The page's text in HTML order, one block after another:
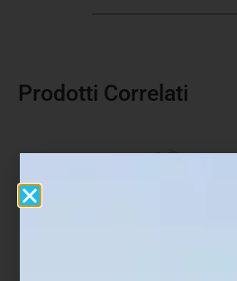
Prodotti Correlati